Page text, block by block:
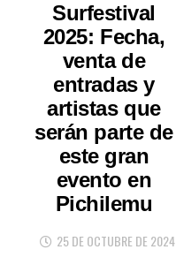
Surfestival
2025: Fecha,
venta de
entradas y
artistas que
serán parte de
este gran
evento en
Pichilemu
25 DE OCTUBRE DE 2024